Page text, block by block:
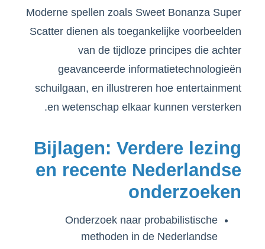
Moderne spellen zoals Sweet Bonanza Super
Scatter dienen als toegankelijke voorbeelden
van de tijdloze principes die achter
geavanceerde informatietechnologieën
schuilgaan, en illustreren hoe entertainment
en wetenschap elkaar kunnen versterken.
Bijlagen: Verdere lezing
en recente Nederlandse
onderzoeken
Onderzoek naar probabilistische
methoden in de Nederlandse